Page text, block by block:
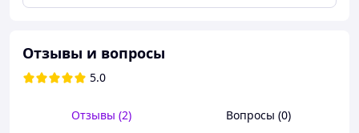
тематическому празднованию. Элементы имеют
четкую печать, хорошо держат форму и не размокают
при правильном использовании.
Преимущества:
Отзывы и вопросы
5.0
Отзывы (2) Вопросы (0)